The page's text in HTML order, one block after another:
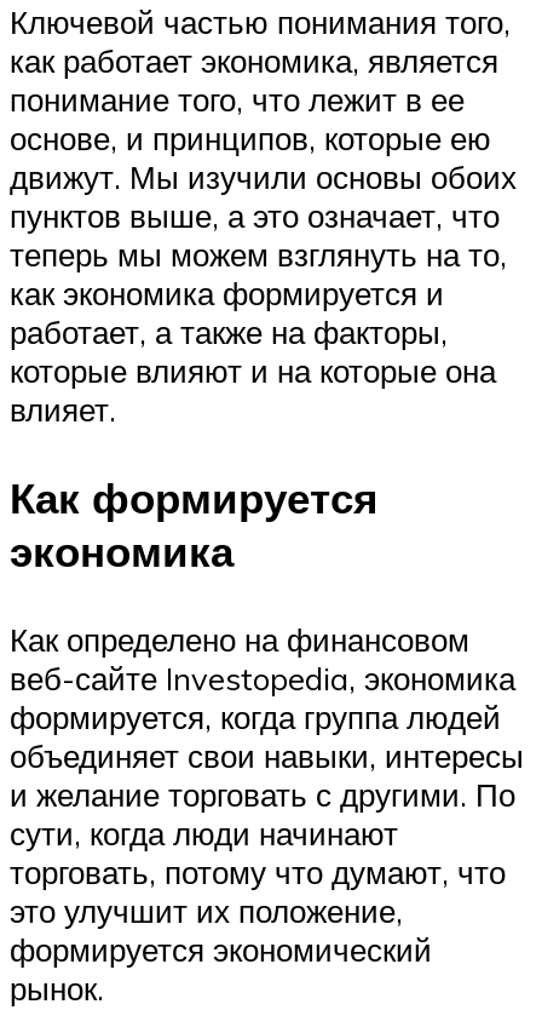
Ключевой частью понимания того,
как работает экономика, является
понимание того, что лежит в ее
основе, и принципов, которые ею
движут. Мы изучили основы обоих
пунктов выше, а это означает, что
теперь мы можем взглянуть на то,
как экономика формируется и
работает, а также на факторы,
которые влияют и на которые она
влияет.
Как формируется
экономика
Как определено на финансовом
веб-сайте Investopedia, экономика
формируется, когда группа людей
объединяет свои навыки, интересы
и желание торговать с другими. По
сути, когда люди начинают
торговать, потому что думают, что
это улучшит их положение,
формируется экономический
рынок.